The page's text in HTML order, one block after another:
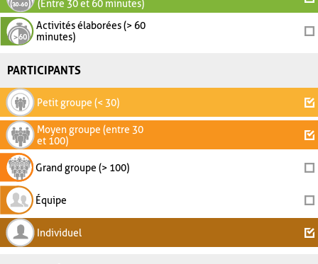
(Entre 30 et 60 minutes)
Activités élaborées (> 60
minutes)
PARTICIPANTS
Petit groupe (< 30)
Moyen groupe (entre 30
et 100)
Grand groupe (> 100)
Équipe
Individuel